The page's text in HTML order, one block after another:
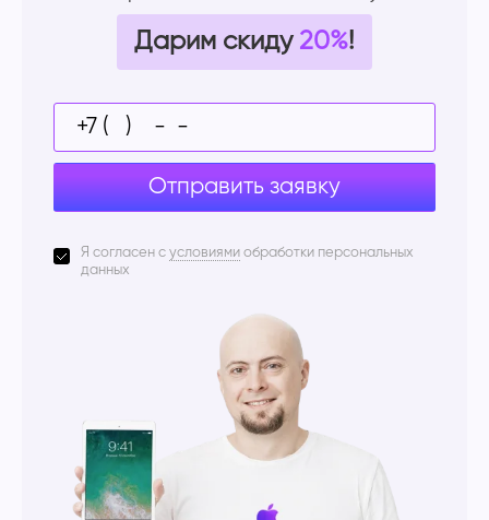
Дарим скиду 20%!
Отправить заявку
Я согласен с условиями обработки персональных
данных